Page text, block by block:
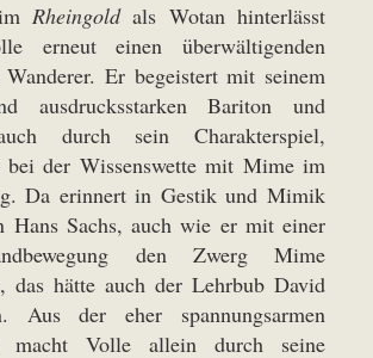
Rheingoldals Wotan hinterlässt
erneut einen überwältigenden
Er begeistert mit seinem
ausdrucksstarken Bariton und
durch sein Charakterspiel,
bei der Wissenswette mit Mime im
Da erinnert in Gestik und Mimik
Hans Sachs, auch wie er mit einer
den Zwerg Mime
das hätte auch der Lehrbub David
Aus der eher spannungsarmen
macht Volle allein durch seine